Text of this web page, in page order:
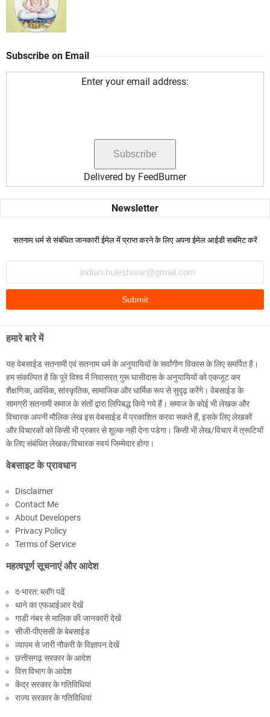
Subscribe on Email
Enter your email address:
Delivered by FeedBurner
सतनाम धर्म से संबंधित जानकारी ईमेल में प्राप्त करने के लिए अपना ईमेल आईडी सबमिट करें
हमारे बारे में
यह वेबसाईड सतनामी एवं सतनाम धर्म के अनुयायियों के सर्वांगीण विकास के लिए समर्पित है।
हम संकल्पित है कि पूरे विश्व में निवासरत् गुरू घासीदास के अनुयायियों को एकजूट कर
शैक्षणिक, आर्थिक, सांस्कृतिक, सामाजिक और धार्मिक रूप से सुदृढ़ करेंगे। वेबसाईड के
सामग्री सतनामी समाज के संतों द्वारा लिपिबद्ध किये गये हैं। समाज के कोई भी लेखक और
विचारक अपनी मौलिक लेख इस वेबसाईड में प्रकाशित करवा सकते हैं, इसके लिए लेखकों
और विचारकों को किसी भी प्रकार से शूल्क नही देना पडेगा। किसी भी लेख/विचार में त्रूटियों
के लिए संबंधित लेखक/विचारक स्वयं जिम्मेदार होगा।
वेबसाइट के प्रावधान
Disclaimer
Contact Me
About Developers
Privacy Policy
Terms of Service
महत्वपूर्ण सूचनाएं और आदेश
द-भारत: ब्लाॅग पढें
थाने का एफआईआर देखें
गाडी नंबर से मालिक की जानकारी देखें
सीजी-पीएससी के बेबसाईड
व्यापम से जारी नौकरी के विज्ञापन देखें
छत्तीसगढ़ सरकार के आदेश
वित्त विभाग के आदेश
केंद्र सरकार के गतिविधियां
राज्य सरकार के गतिविधियां